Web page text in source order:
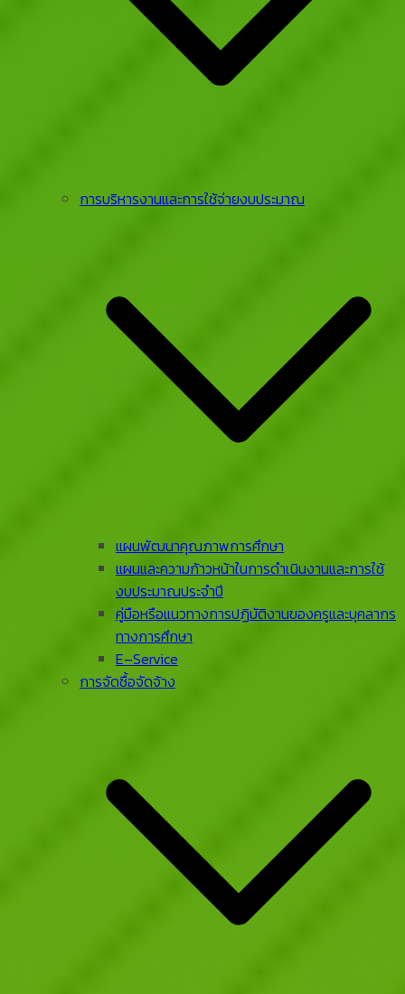
การบริหารงานและการใช้จ่ายงบประมาณ
แผนพัฒนาคุณภาพการศึกษา
แผนและความก้าวหน้าในการดําเนินงานและการใช้
งบประมาณประจําปี
คู่มือหรือแนวทางการปฏิบัติงานของครูและบุคลากร
ทางการศึกษา
E–Service
การจัดซื้อจัดจ้าง